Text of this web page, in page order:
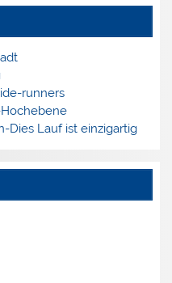
runners
Dies Lauf ist einzigartig